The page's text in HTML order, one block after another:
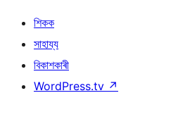
শিকক
সাহায্য
বিকাশকাৰী
WordPress.tv ↗